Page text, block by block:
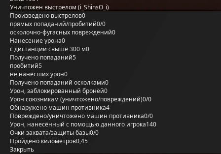
Уничтожен выстрелом (i_ShinsO_i)
Произведено выстрелов0
прямых попаданий/пробитий0/0
осколочно-фугасных повреждений0
Нанесение урона0
с дистанции свыше 300 м0
Получено попаданий5
пробитий5
не нанёсших урон0
Получено попаданий осколками0
Урон, заблокированный бронёй0
Урон союзникам (уничтожено/повреждений)0/0
Обнаружено машин противника4
Повреждено/уничтожено машин противника0/0
Урон, нанесённый с помощью данного игрока140
Очки захвата/защиты базы0/0
Пройдено километров0,45
Закрыть